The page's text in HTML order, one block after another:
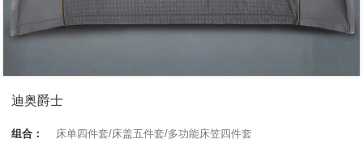
迪奥爵士
组合：
床单四件套/床盖五件套/多功能床笠四件套